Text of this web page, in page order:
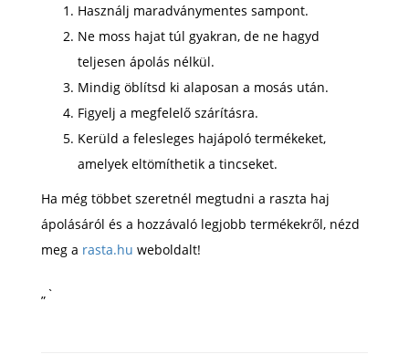
Használj maradványmentes sampont.
Ne moss hajat túl gyakran, de ne hagyd
teljesen ápolás nélkül.
Mindig öblítsd ki alaposan a mosás után.
Figyelj a megfelelő szárításra.
Kerüld a felesleges hajápoló termékeket,
amelyek eltömíthetik a tincseket.
Ha még többet szeretnél megtudni a raszta haj
ápolásáról és a hozzávaló legjobb termékekről, nézd
meg a rasta.hu weboldalt!
„`